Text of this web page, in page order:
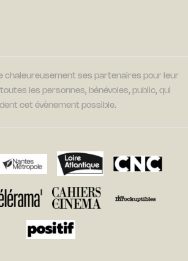
chaleureusement ses partenaires pour leur
les personnes, bénévoles, public, qui
cet évènement possible.